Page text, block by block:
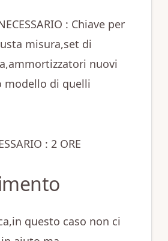
: Chiave per
misura,set di
nuovi
modello di quelli
: 2 ORE
questo caso non ci